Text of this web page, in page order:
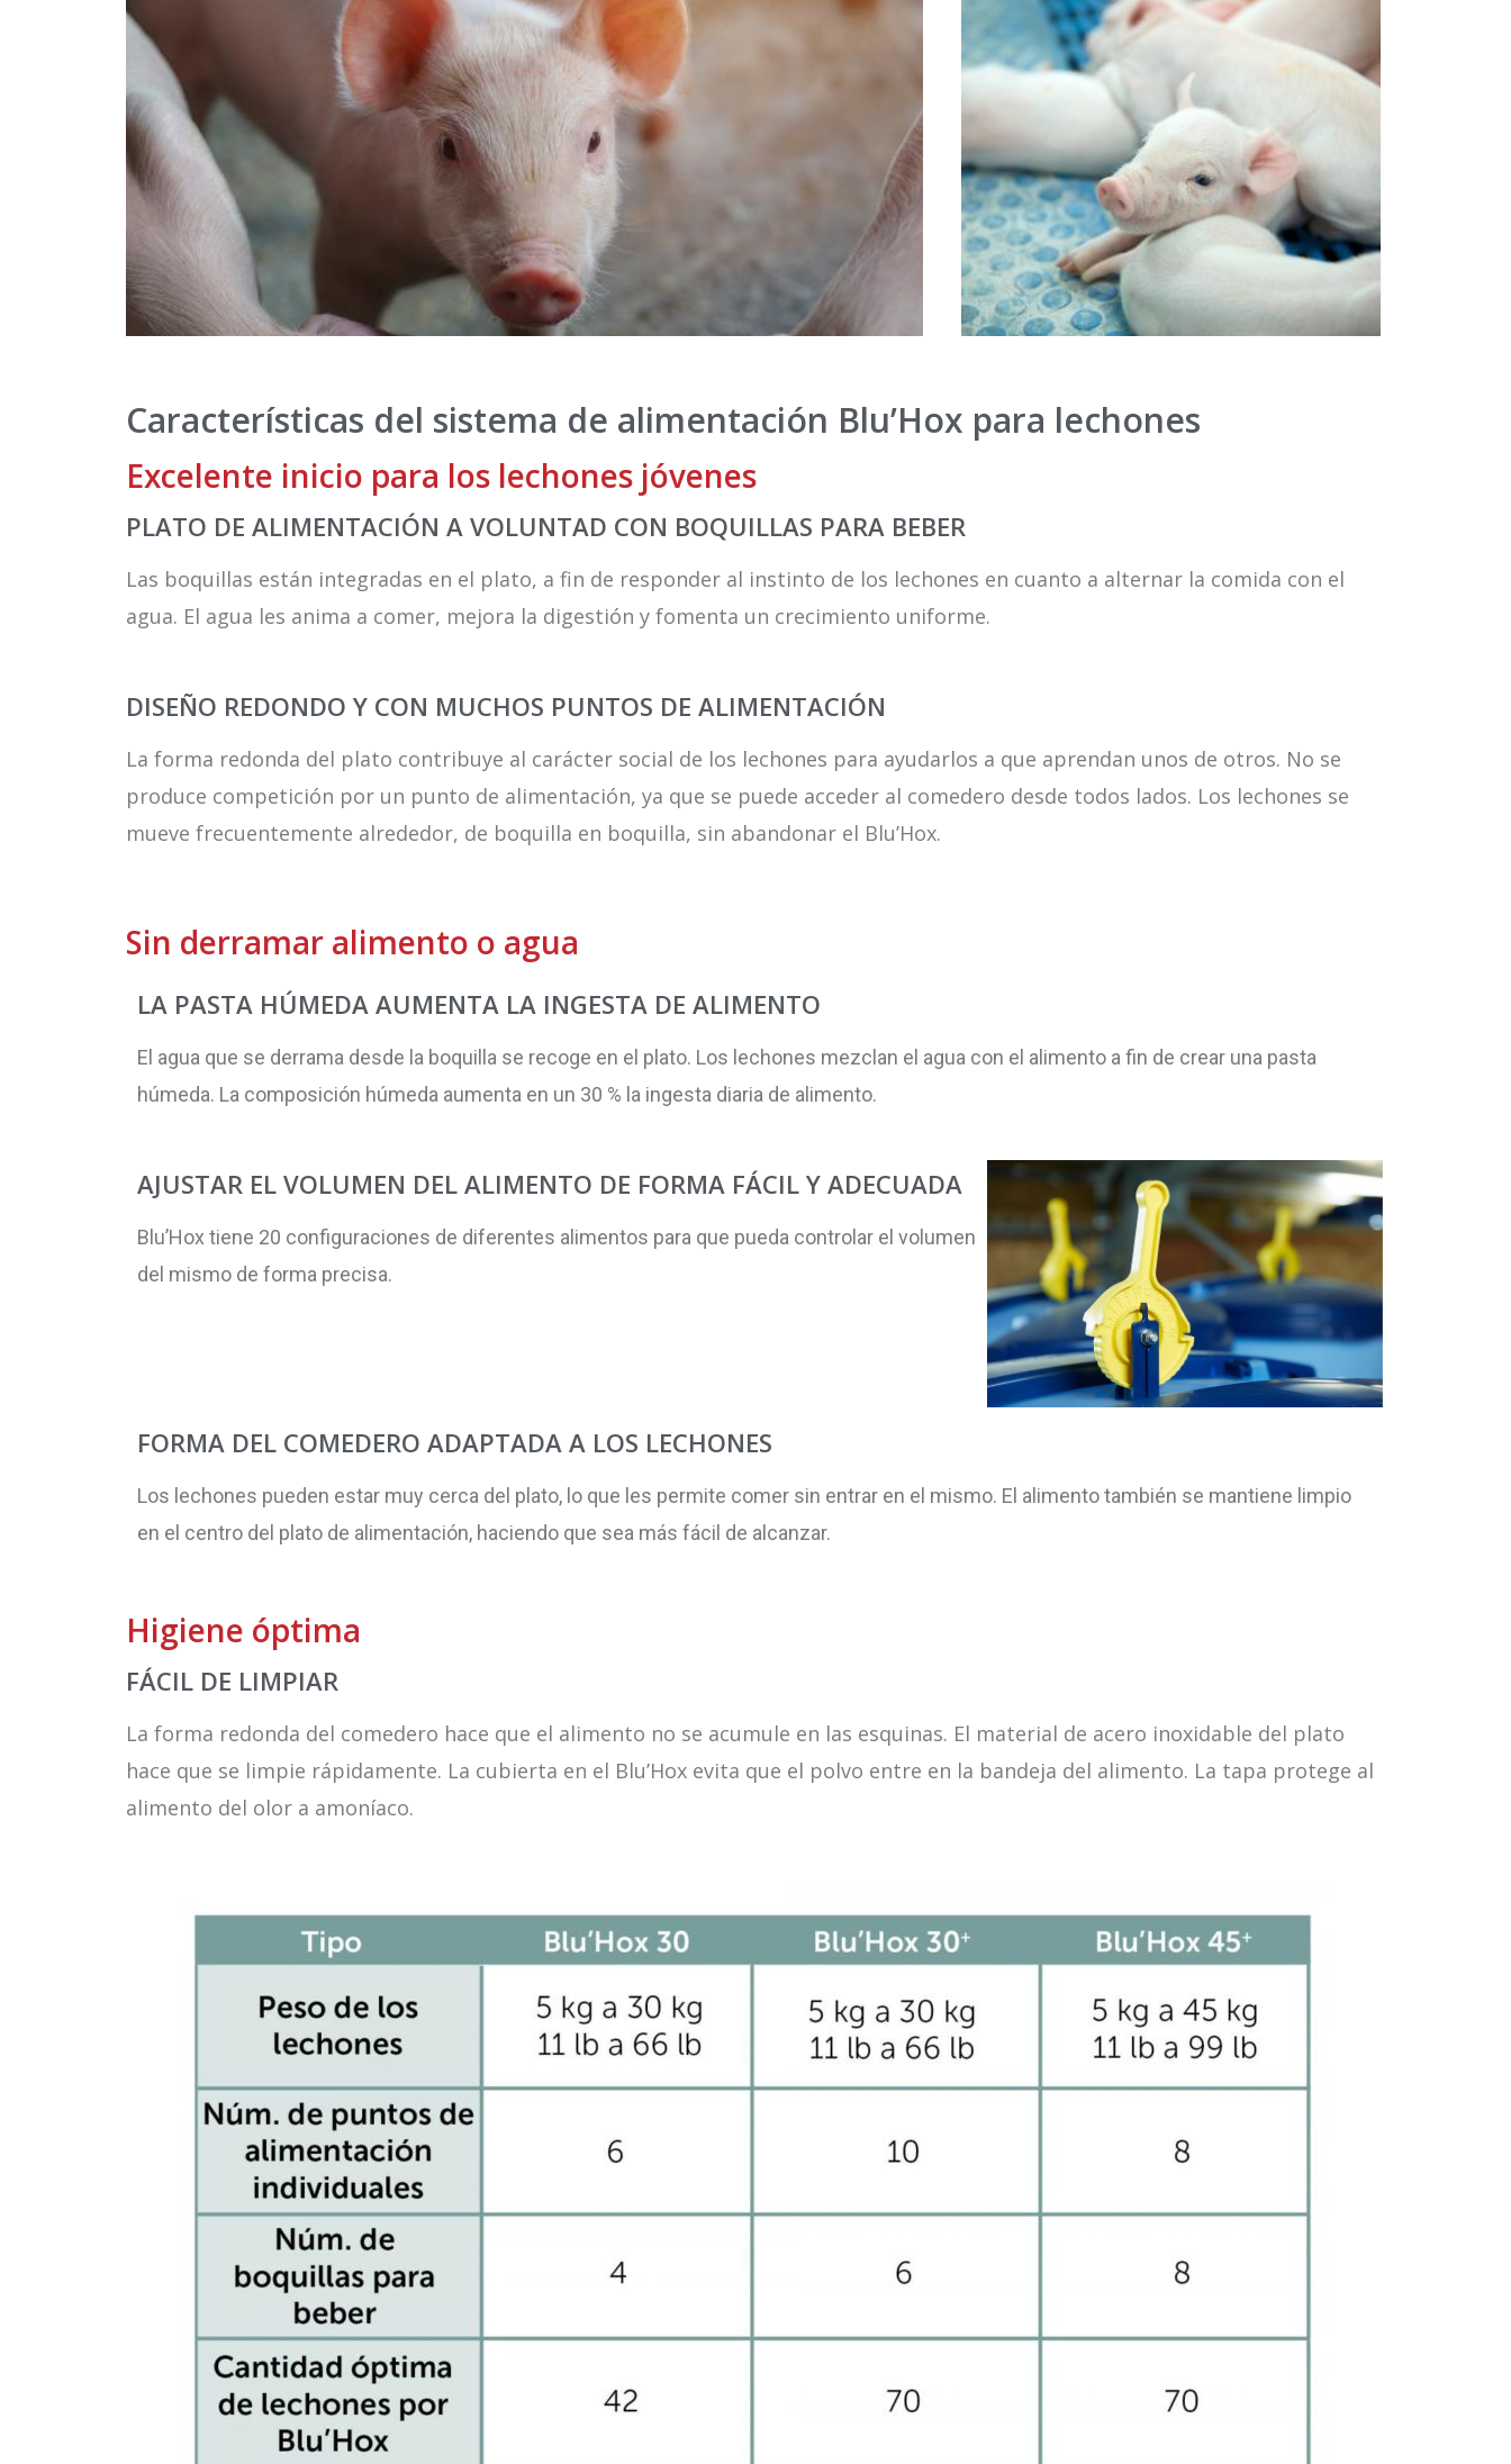
Características del sistema de alimentación Blu’Hox para lechones
Excelente inicio para los lechones jóvenes
PLATO DE ALIMENTACIÓN A VOLUNTAD CON BOQUILLAS PARA BEBER
Las boquillas están integradas en el plato, a fin de responder al instinto de los lechones en cuanto a alternar la comida con el
agua. El agua les anima a comer, mejora la digestión y fomenta un crecimiento uniforme.
DISEÑO REDONDO Y CON MUCHOS PUNTOS DE ALIMENTACIÓN
La forma redonda del plato contribuye al carácter social de los lechones para ayudarlos a que aprendan unos de otros. No se
produce competición por un punto de alimentación, ya que se puede acceder al comedero desde todos lados. Los lechones se
mueve frecuentemente alrededor, de boquilla en boquilla, sin abandonar el Blu’Hox.
Sin derramar alimento o agua
LA PASTA HÚMEDA AUMENTA LA INGESTA DE ALIMENTO
El agua que se derrama desde la boquilla se recoge en el plato. Los lechones mezclan el agua con el alimento a fin de crear una pasta
húmeda. La composición húmeda aumenta en un 30 % la ingesta diaria de alimento.
AJUSTAR EL VOLUMEN DEL ALIMENTO DE FORMA FÁCIL Y ADECUADA
Blu’Hox tiene 20 configuraciones de diferentes alimentos para que pueda controlar el volumen
del mismo de forma precisa.
FORMA DEL COMEDERO ADAPTADA A LOS LECHONES
Los lechones pueden estar muy cerca del plato, lo que les permite comer sin entrar en el mismo. El alimento también se mantiene limpio
en el centro del plato de alimentación, haciendo que sea más fácil de alcanzar.
Higiene óptima
FÁCIL DE LIMPIAR
La forma redonda del comedero hace que el alimento no se acumule en las esquinas. El material de acero inoxidable del plato
hace que se limpie rápidamente. La cubierta en el Blu’Hox evita que el polvo entre en la bandeja del alimento. La tapa protege al
alimento del olor a amoníaco.